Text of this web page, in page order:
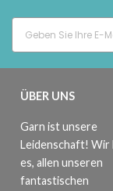
ÜBER UNS
Garn ist unsere
Leidenschaft! Wir
es, allen unseren
fantastischen